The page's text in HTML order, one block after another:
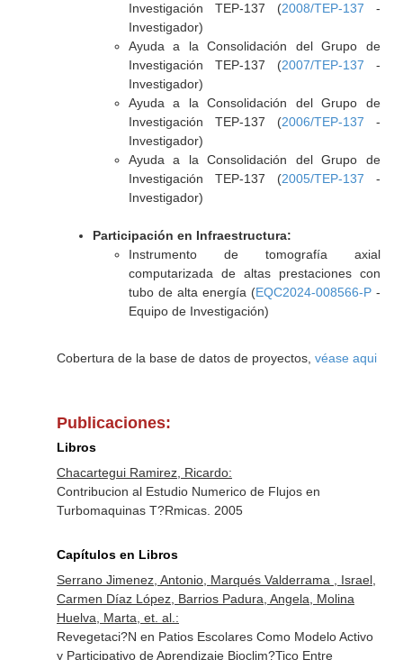
Investigación TEP-137 (2008/TEP-137 -
Investigador)
Ayuda a la Consolidación del Grupo de
Investigación TEP-137 (2007/TEP-137 -
Investigador)
Ayuda a la Consolidación del Grupo de
Investigación TEP-137 (2006/TEP-137 -
Investigador)
Ayuda a la Consolidación del Grupo de
Investigación TEP-137 (2005/TEP-137 -
Investigador)
Participación en Infraestructura:
Instrumento de tomografía axial
computarizada de altas prestaciones con
tubo de alta energía (EQC2024-008566-P-
Equipo de Investigación)
Cobertura de la base de datos de proyectos, véase aqui
Publicaciones:
Libros
Chacartegui Ramirez, Ricardo:
Contribucion al Estudio Numerico de Flujos en
Turbomaquinas T?Rmicas. 2005
Capítulos en Libros
Serrano Jimenez, Antonio, Marqués Valderrama , Israel,
Carmen Díaz López, Barrios Padura, Angela, Molina
Huelva, Marta, et. al.:
Revegetaci?N en Patios Escolares Como Modelo Activo
y Participativo de Aprendizaje Bioclim?Tico Entre